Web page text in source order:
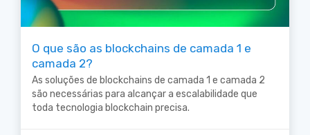
O que são as blockchains de camada 1 e
camada 2?
As soluções de blockchains de camada 1 e camada 2
são necessárias para alcançar a escalabilidade que
toda tecnologia blockchain precisa.